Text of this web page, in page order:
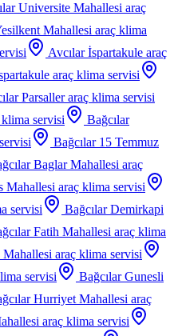
Universite Mahallesi araç
Mahallesi araç klima
Avcılar İspartakule araç
araç klima servisi
Parsaller araç klima servisi
klima servisi
Bağcılar
Bağcılar 15 Temmuz
Baglar Mahallesi araç
Mahallesi araç klima servisi
servisi
Bağcılar Demirkapi
Fatih Mahallesi araç klima
Mahallesi araç klima servisi
servisi
Bağcılar Gunesli
Hurriyet Mahallesi araç
araç klima servisi